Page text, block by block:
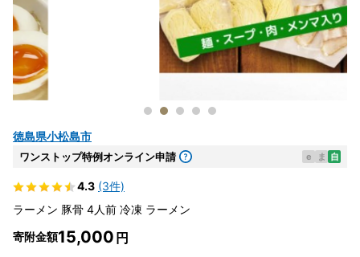
徳島県小松島市
ワンストップ特例オンライン申請 e ま 自
4.3 (3件)
ラーメン 豚骨 4人前 冷凍 ラーメン
寄附金額15,000